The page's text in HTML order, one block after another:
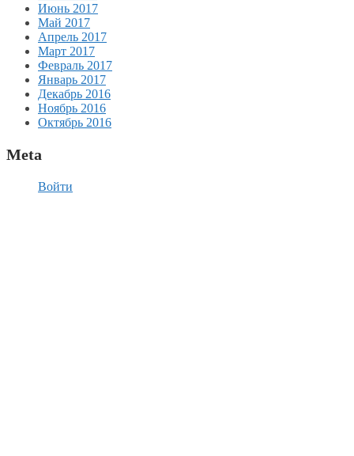
Июнь 2017
Май 2017
Апрель 2017
Март 2017
Февраль 2017
Январь 2017
Декабрь 2016
Ноябрь 2016
Октябрь 2016
Meta
Войти